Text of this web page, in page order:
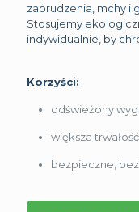
zabrudzenia, mchy i
Stosujemy
indywidualnie, by
Korzyści:
odświeżony
większa
bezpieczne,